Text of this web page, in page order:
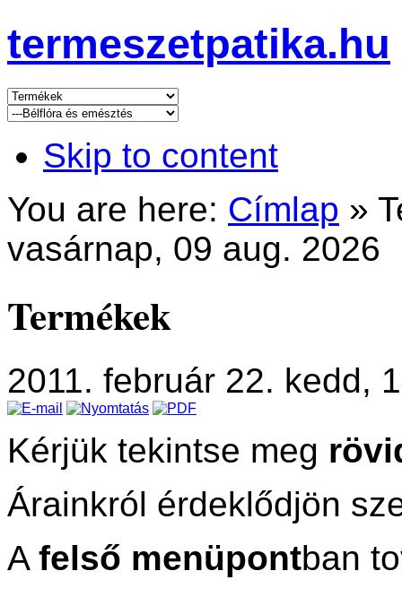
termeszetpatika.hu
Skip to content
You are here: Címlap »
vasárnap, 09 aug. 2026
Termékek
2011. február 22. kedd,
Kérjük tekintse meg
Árainkról érdeklődjön
A felső menüpontban